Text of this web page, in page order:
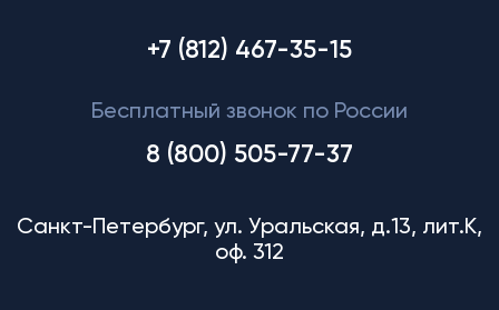
+7 (812) 467-35-15
Бесплатный звонок по России
8 (800) 505-77-37
Санкт-Петербург, ул. Уральская, д.13, лит.К,
оф. 312